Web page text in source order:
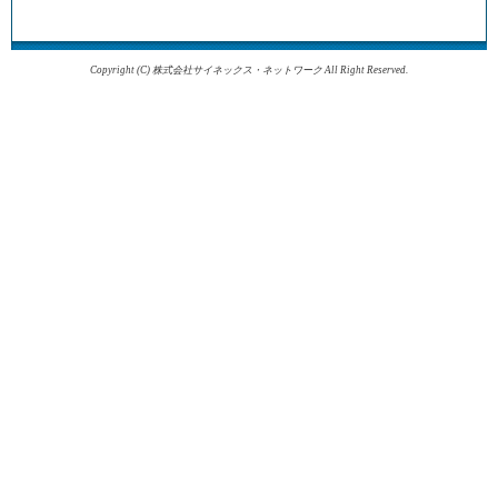
Copyright (C) 株式会社サイネックス・ネットワーク All Right Reserved.